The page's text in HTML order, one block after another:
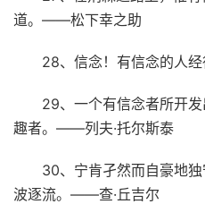
道。——松下幸之助
28、信念！有信念的人
29、一个有信念者所开
趣者。——列夫·托尔斯泰
30、宁肯孑然而自豪地
波逐流。——查·丘吉尔